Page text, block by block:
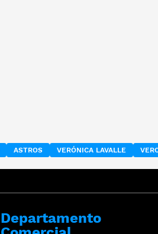
ASTROS VERÓNICA LAVALLE
Departamento